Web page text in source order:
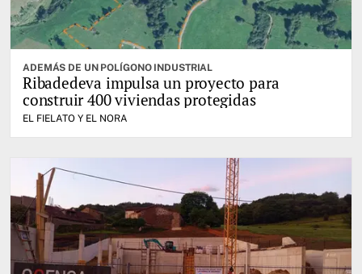
ADEMÁS DE UN POLÍGONO INDUSTRIAL
Ribadedeva impulsa un proyecto para
construir 400 viviendas protegidas
EL FIELATO Y EL NORA